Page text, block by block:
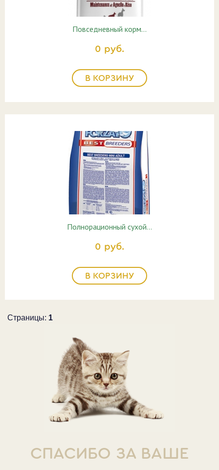
Повседневный корм…
0 руб.
В КОРЗИНУ
Полнорационный cухой…
0 руб.
В КОРЗИНУ
Страницы: 1
СПАСИБО ЗА ВАШЕ